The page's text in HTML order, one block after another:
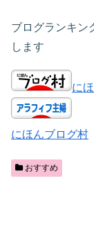
ブログランキン
します
に
にほんブログ村
おすすめ